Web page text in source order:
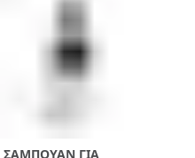
ΣΑΜΠΟΥΆΝ ΓΙΑ